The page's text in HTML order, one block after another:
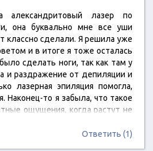
лазер по
она буквально мне все уши
классно сделали. Я решила уже
и в итоге я тоже осталась
сделать ноги, так как там у
и раздражение от депиляции и
лазерная эпиляция помогла,
Наконец-то я забыла, что такое
ощущения, когда растут не
Ответить (1)